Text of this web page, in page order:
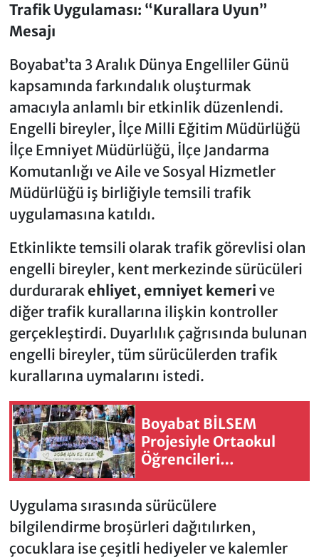
Trafik Uygulaması: “Kurallara Uyun”
Mesajı
Boyabat’ta 3 Aralık Dünya Engelliler Günü
kapsamında farkındalık oluşturmak
amacıyla anlamlı bir etkinlik düzenlendi.
Engelli bireyler, İlçe Milli Eğitim Müdürlüğü
İlçe Emniyet Müdürlüğü, İlçe Jandarma
Komutanlığı ve Aile ve Sosyal Hizmetler
Müdürlüğü iş birliğiyle temsili trafik
uygulamasına katıldı.
Etkinlikte temsili olarak trafik görevlisi olan
engelli bireyler, kent merkezinde sürücüleri
durdurarak ehliyet, emniyet kemeri ve
diğer trafik kurallarına ilişkin kontroller
gerçekleştirdi. Duyarlılık çağrısında bulunan
engelli bireyler, tüm sürücülerden trafik
kurallarına uymalarını istedi.
Boyabat BİLSEM
Projesiyle Ortaokul
Öğrencileri
Akademisyenlerle
Buluşuyor
Uygulama sırasında sürücülere
bilgilendirme broşürleri dağıtılırken,
çocuklara ise çeşitli hediyeler ve kalemler